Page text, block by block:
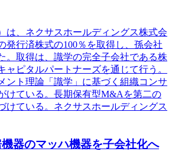
は、ネクサスホールディングス株式会
発行済株式の100％を取得し、孫会社
。取得は、識学の完全子会社である株
ャピタルパートナーズを通じて行う。
ント理論「識学」に基づく組織コンサ
けている。長期保有型M&Aを第二の
けている。ネクサスホールディングス
器のマッハ機器を子会社化へ